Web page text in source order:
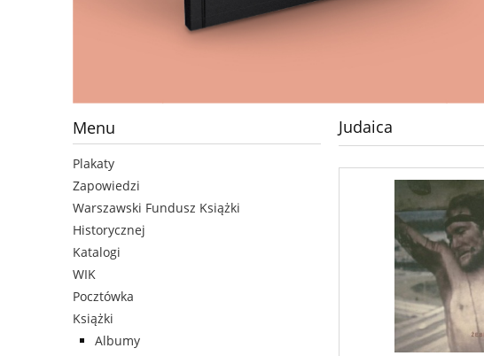
Menu
Plakaty
Zapowiedzi
Warszawski Fundusz Książki
Historycznej
Katalogi
WIK
Pocztówka
Książki
Albumy
Judaica